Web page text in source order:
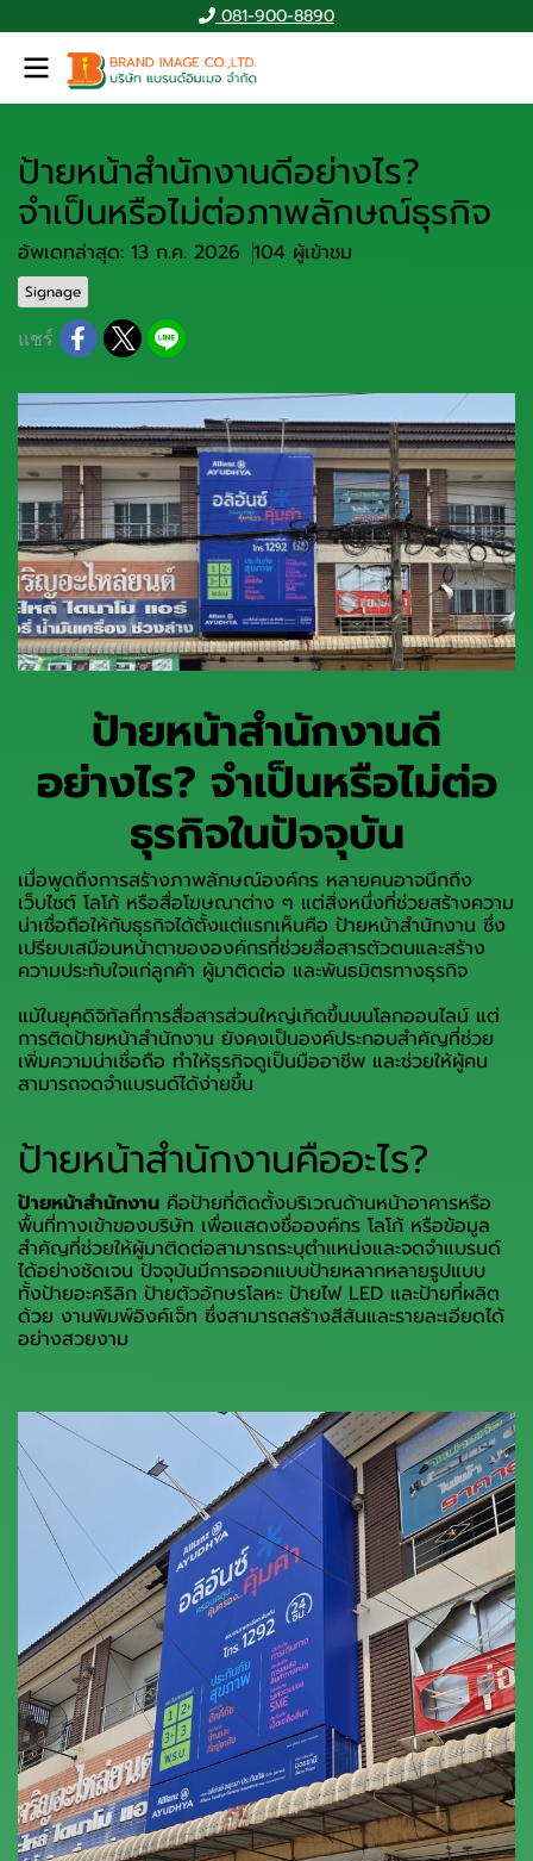
081-900-8890
ป้ายหน้าสำนักงานดีอย่างไร?
จำเป็นหรือไม่ต่อภาพลักษณ์ธุรกิจ
อัพเดทล่าสุด: 13 ก.ค. 2026 104 ผู้เข้าชม
Signage
แชร์
ป้ายหน้าสำนักงานดี
อย่างไร? จำเป็นหรือไม่ต่อ
ธุรกิจในปัจจุบัน
เมื่อพูดถึงการสร้างภาพลักษณ์องค์กร หลายคนอาจนึกถึง
เว็บไซต์ โลโก้ หรือสื่อโฆษณาต่าง ๆ แต่สิ่งหนึ่งที่ช่วยสร้างความ
น่าเชื่อถือให้กับธุรกิจได้ตั้งแต่แรกเห็นคือ ป้ายหน้าสำนักงาน ซึ่ง
เปรียบเสมือนหน้าตาขององค์กรที่ช่วยสื่อสารตัวตนและสร้าง
ความประทับใจแก่ลูกค้า ผู้มาติดต่อ และพันธมิตรทางธุรกิจ
แม้ในยุคดิจิทัลที่การสื่อสารส่วนใหญ่เกิดขึ้นบนโลกออนไลน์ แต่
การติดป้ายหน้าสำนักงาน ยังคงเป็นองค์ประกอบสำคัญที่ช่วย
เพิ่มความน่าเชื่อถือ ทำให้ธุรกิจดูเป็นมืออาชีพ และช่วยให้ผู้คน
สามารถจดจำแบรนด์ได้ง่ายขึ้น
ป้ายหน้าสำนักงานคืออะไร?
ป้ายหน้าสำนักงาน คือป้ายที่ติดตั้งบริเวณด้านหน้าอาคารหรือ
พื้นที่ทางเข้าของบริษัท เพื่อแสดงชื่อองค์กร โลโก้ หรือข้อมูล
สำคัญที่ช่วยให้ผู้มาติดต่อสามารถระบุตำแหน่งและจดจำแบรนด์
ได้อย่างชัดเจน ปัจจุบันมีการออกแบบป้ายหลากหลายรูปแบบ
ทั้งป้ายอะคริลิก ป้ายตัวอักษรโลหะ ป้ายไฟ LED และป้ายที่ผลิต
ด้วย งานพิมพ์อิงค์เจ็ท ซึ่งสามารถสร้างสีสันและรายละเอียดได้
อย่างสวยงาม